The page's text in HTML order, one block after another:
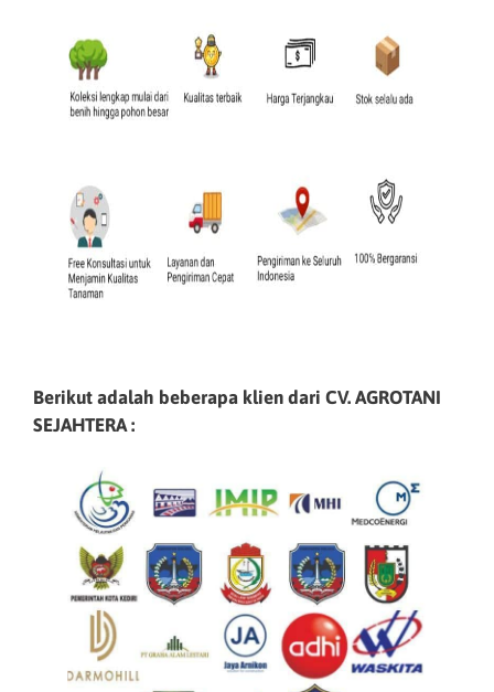
Berikut adalah beberapa klien dari CV. AGROTANI
SEJAHTERA :